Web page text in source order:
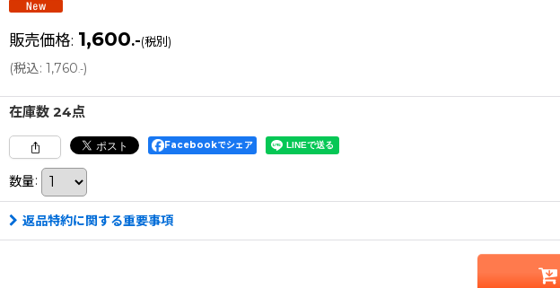
販売価格: 1,600.-(税別)
(税込: 1,760.-)
在庫数 24点
Facebookでシェア
数量:
返品特約に関する重要事項